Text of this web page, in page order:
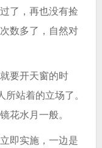
了，再也没有捡
数多了，自然对
要开天窗的时
所站着的立场了。
花水月一般。
即实施，一边是